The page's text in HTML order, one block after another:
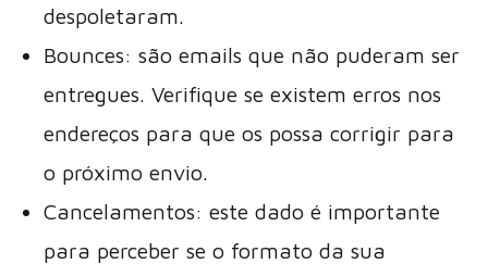
despoletaram.
Bounces: são emails que não puderam ser
entregues. Verifique se existem erros nos
endereços para que os possa corrigir para
o próximo envio.
Cancelamentos: este dado é importante
para perceber se o formato da sua